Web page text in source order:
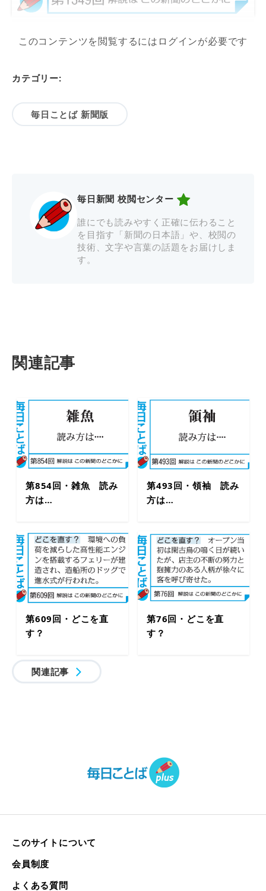
このコンテンツを閲覧するにはログインが必要です
カテゴリー:
毎日ことば 新聞版
毎日新聞 校閲センター
誰にでも読みやすく正確に伝わること
を目指す「新聞の日本語」や、校閲の
技術、文字や言葉の話題をお届けしま
す。
関連記事
第854回・雑魚 読み
方は…
第493回・領袖 読み
方は…
第609回・どこを直
す？
第76回・どこを直
す？
関連記事
このサイトについて
会員制度
よくある質問